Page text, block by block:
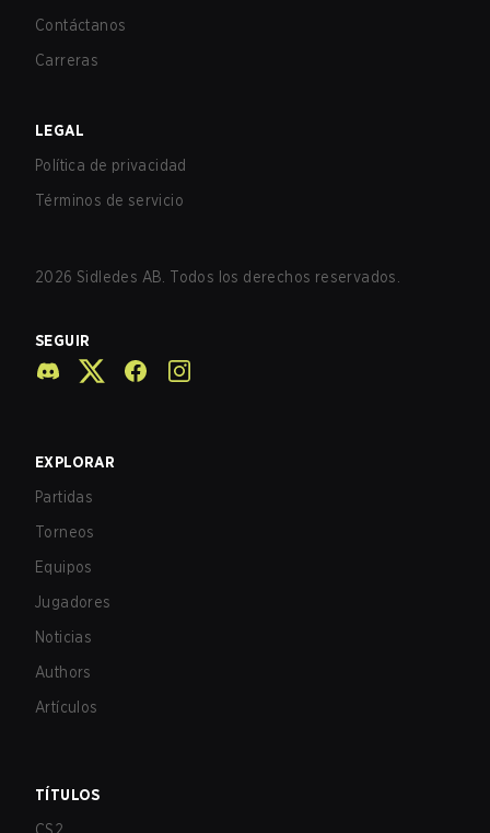
Contáctanos
Carreras
LEGAL
Política de privacidad
Términos de servicio
2026 Sidledes AB. Todos los derechos reservados.
SEGUIR
EXPLORAR
Partidas
Torneos
Equipos
Jugadores
Noticias
Authors
Artículos
TÍTULOS